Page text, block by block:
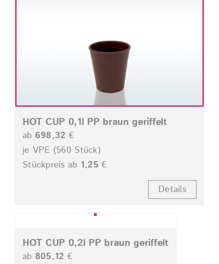
HOT CUP 0,1l PP braun geriffelt
ab 698,32 €
je VPE (560 Stück)
Stückpreis ab 1,25 €
Details
HOT CUP 0,2l PP braun geriffelt
ab 805,12 €